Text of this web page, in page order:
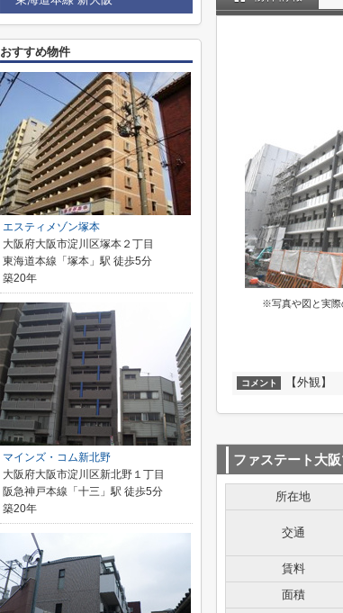
※写真や図と実際
コメント 【外観】
ファステート大
所在地
交通
賃料
面積
おすすめ物件
エスティメゾン塚本
大阪府大阪市淀川区塚本２丁目
東海道本線「塚本」駅 徒歩5分
築20年
マインズ・コム新北野
大阪府大阪市淀川区新北野１丁目
阪急神戸本線「十三」駅 徒歩5分
築20年